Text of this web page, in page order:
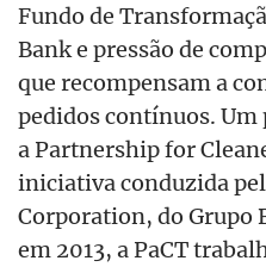
Fundo de
Bank e pressão de
que recompensam a
pedidos contínuos. Um
a Partnership for
iniciativa conduzida
Corporation, do Grupo
em 2013, a PaCT